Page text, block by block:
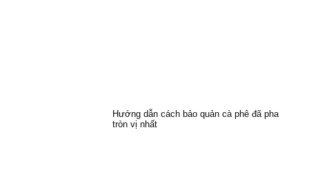
Hướng dẫn cách bảo quản cà phê đã pha
tròn vị nhất